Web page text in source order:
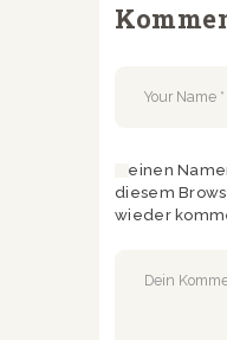
Meinen
diesem
wieder